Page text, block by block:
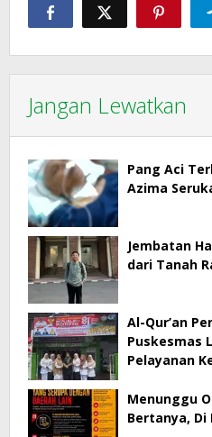
Jangan Lewatkan
Pang Aci
Azima
Jembatan
dari Tanah
Al-Qur’an
Puskesmas
Pelayanan
Menunggu
Bertanya, Di